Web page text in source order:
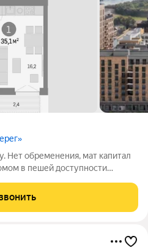
Нет обременения, мат капитал
в пешей доступности